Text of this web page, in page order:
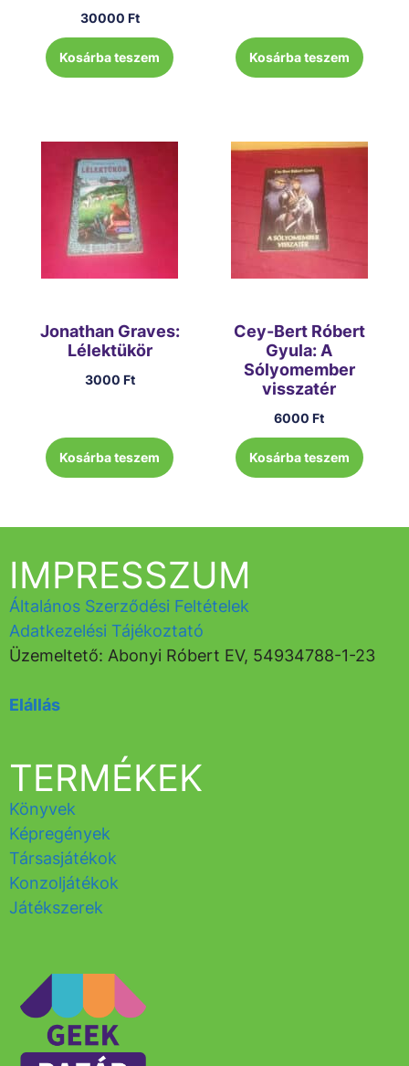
30000 Ft
Kosárba teszem Kosárba teszem
Jonathan Graves:
Lélektükör
3000 Ft
Kosárba teszem
Cey-Bert Róbert
Gyula: A
Sólyomember
visszatér
6000Ft
Kosárba teszem
TERMÉKEK
Könyvek
Képregények
Társasjátékok
Konzoljátékok
Játékszerek
IMPRESSZUM
Általános Szerződési Feltételek
Adatkezelési Tájékoztató
Üzemeltető: Abonyi Róbert EV, 54934788-1-23
Elállás